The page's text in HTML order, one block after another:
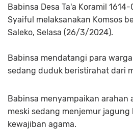
Babinsa Desa Ta'a Koramil
Syaiful melaksanakan Komsos
Saleko, Selasa (26/3/2024).
Babinsa mendatangi para
sedang duduk beristirahat dari
Babinsa menyampaikan arahan
meski sedang menjemur jagung
kewajiban agama.